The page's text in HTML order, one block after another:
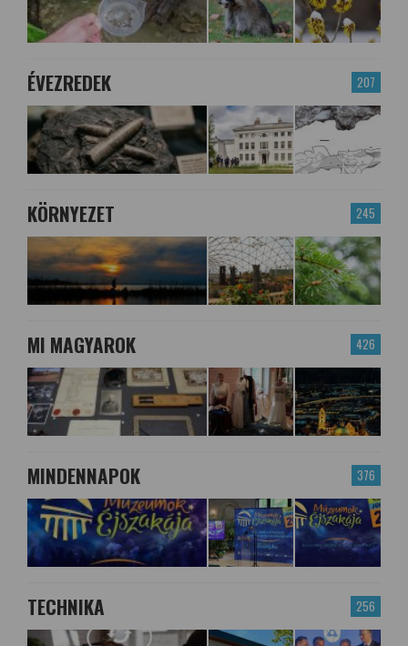
207
ÉVEZREDEK
245
KÖRNYEZET
426
MI MAGYAROK
376
MINDENNAPOK
256
TECHNIKA